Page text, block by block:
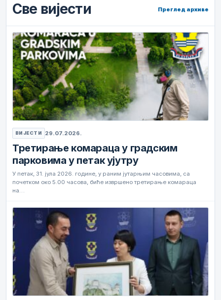
Све вијести Преглед архиве
ВИЈЕСТИ 29.07.2026.
Третирање комараца у градским
парковима у петак ујутру
У петак, 31. јула 2026. године, у раним јутарњим часовима, са
почетком око 5.00 часова, биће извршено третирање комараца
на…